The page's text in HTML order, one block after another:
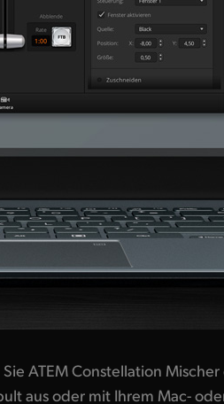
ATEM Constellation
aus oder mit Ihrem Mac-